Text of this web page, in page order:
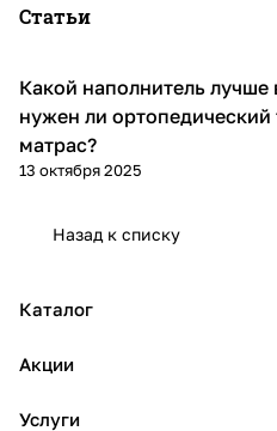
Статьи
Диваны и кресла
Какой наполнитель лучше
нужен ли
матрас?
13 октября 2025
Назад к списку
Каталог
Акции
Услуги